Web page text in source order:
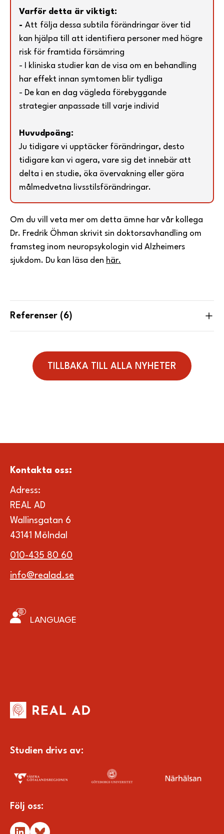
Varför detta är viktigt:
- Att följa dessa subtila förändringar över tid
kan hjälpa till att identifiera personer med högre
risk för framtida försämring
- I kliniska studier kan de visa om en behandling
har effekt innan symtomen blir tydliga
- De kan en dag vägleda förebyggande
strategier anpassade till varje individ
Huvudpoäng:
Ju tidigare vi upptäcker förändringar, desto
tidigare kan vi agera, vare sig det innebär att
delta i en studie, öka övervakning eller göra
målmedvetna livsstilsförändringar.
Om du vill veta mer om detta ämne har vår kollega
Dr. Fredrik Öhman skrivit sin doktorsavhandling om
framsteg inom neuropsykologin vid Alzheimers
sjukdom. Du kan läsa den här.
Referenser (6)
TILLBAKA TILL ALLA NYHETER
Kontakta oss:
Adress:
REAL AD
Wallinsgatan 6
43141 Mölndal
010-435 80 60
info@realad.se
LANGUAGE
Studien drivs av:
Följ oss: